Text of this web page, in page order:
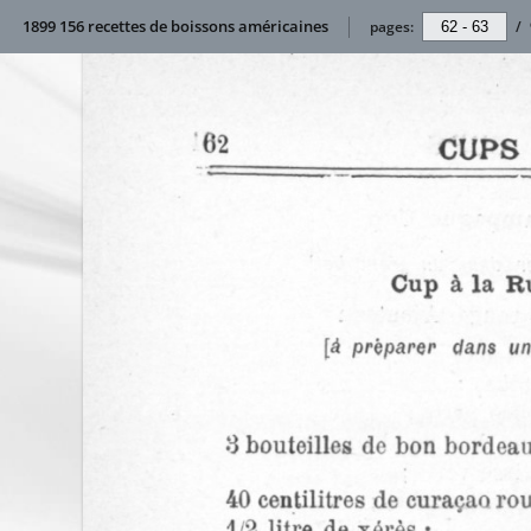
1899 156 recettes de boissons américaines pages: /